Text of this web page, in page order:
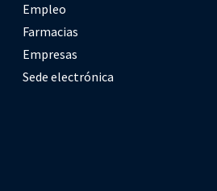
Empleo
Farmacias
Empresas
Sede electrónica